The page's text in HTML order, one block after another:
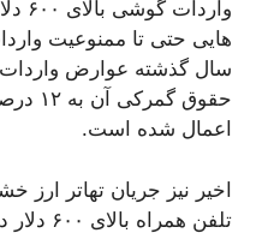
هایی حتی تا ممنوعیت
سال گذشته عوارض واردات
حقوق
اعمال شده است.
اخیر نیز جریان تهاتر ارز
تلفن